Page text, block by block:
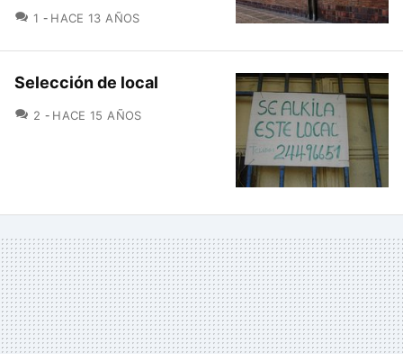
1 COMENTARIOS
HACE 13 AÑOS
Selección de local
2 COMENTARIOS
HACE 15 AÑOS